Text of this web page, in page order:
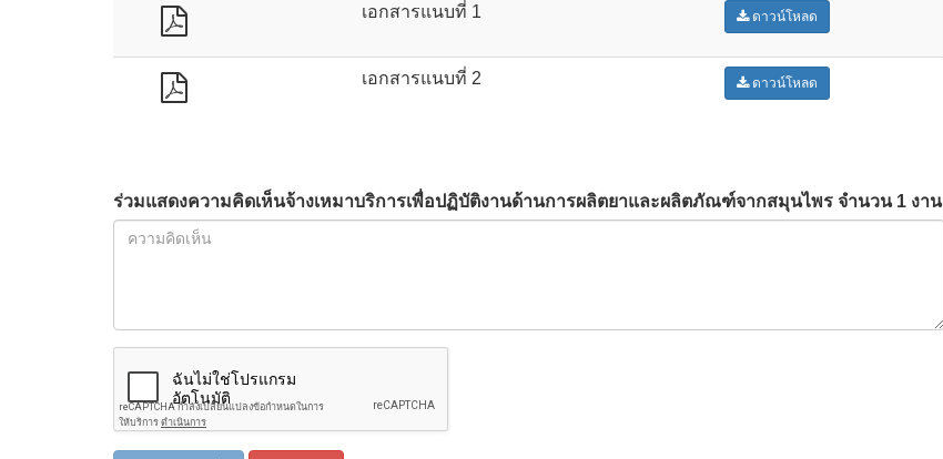
เอกสารแนบที่ 1 ดาวน์โหลด
เอกสารแนบที่ 2 ดาวน์โหลด
ร่วมแสดงความคิดเห็นจ้างเหมาบริการเพื่อปฏิบัติงานด้านการผลิตยาและผลิตภัณฑ์จากสมุนไพร จำนวน 1 งาน